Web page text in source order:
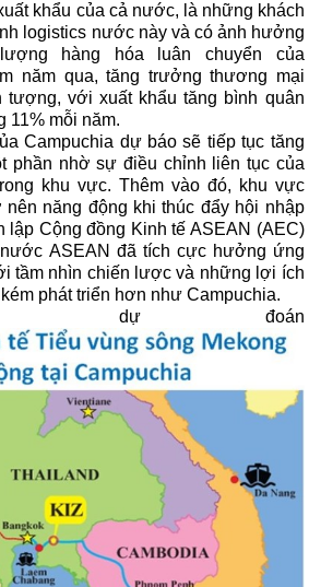
khẩu của cả nước, là những khách
logistics nước này và có ảnh hưởng
hàng hóa luân chuyển của
năm qua, tăng trưởng thương mại
tượng, với xuất khẩu tăng bình quân
11% mỗi năm.
Campuchia dự báo sẽ tiếp tục tăng
phần nhờ sự điều chỉnh liên tục của
khu vực. Thêm vào đó, khu vực
năng động khi thúc đẩy hội nhập
lập Cộng đồng Kinh tế ASEAN (AEC)
ASEAN đã tích cực hưởng ứng
tầm nhìn chiến lược và những lợi ích
phát triển hơn như Campuchia.
dự đoán